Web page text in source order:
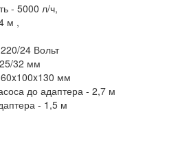
- 5000 л/ч,
м ,
24 Вольт
32 мм
мм
до адаптера - 2,7 м
- 1,5 м